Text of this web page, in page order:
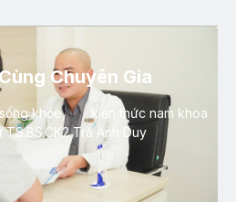
Chuyên Gia
khỏe, kiến thức nam khoa
Trà Anh Duy